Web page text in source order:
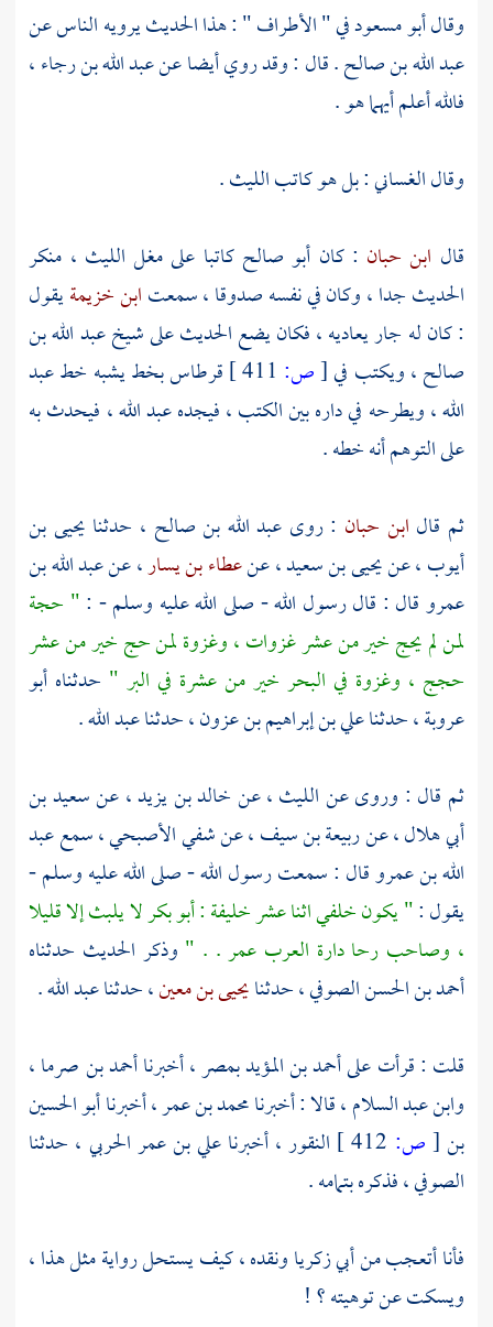
وقالأبو مسعودفي " الأطراف " : هذا الحديث يرويه الناس عن
عبد الله بن صالح. قال : وقد روي أيضا عنعبد الله بن رجاء،
فالله أعلم أيهما هو .
وقالالغساني: بل هو كاتبالليث.
قال ابن حبان : كان أبو صالحكاتبا على مغل الليث ، منكر
الحديث جدا ، وكان في نفسه صدوقا ، سمعتابن خزيمةيقول
: كان له جار يعاديه ، فكان يضع الحديث على شيخعبد الله بن
صالح، ويكتب في[ص: قرطاس بخط يشبه خطعبد
الله، ويطرحه في داره بين الكتب ، فيجدهعبد الله، فيحدث به
على التوهم أنه خطه .
ثم قال ابن حبان : روى عبد الله بن صالح ، حدثنا يحيى بن
أيوب، عنيحيى بن سعيد، عنعطاء بن يسار، عنعبد الله بن
عمروقال : قال رسول الله - صلى الله عليه وسلم - :" حجة
لمن لم يحج خير من عشر غزوات ، وغزوة لمن حج خير من عشر
حجج ، وغزوة في البحر خير من عشرة في البر " حدثناه أبو
عروبة، حدثناعلي بن إبراهيم بن عزون، حدثناعبد الله.
ثم قال : وروى عنالليث، عنخالد بن يزيد، عنسعيد بن
أبي هلال، عنربيعة بن سيف، عنشفي الأصبحي، سمععبد
الله بن عمروقال : سمعت رسول الله - صلى الله عليه وسلم -
يقول :" يكون خلفي اثنا عشر خليفة :أبو بكرلا يلبث إلا قليلا
، وصاحب رحا دارة العرب عمر. . " وذكر الحديث حدثناه
أحمد بن الحسن الصوفي، حدثنايحيى بن معين، حدثناعبد الله.
قلت : قرأت علىأحمد بن المؤيدبمصر، أخبرناأحمد بن صرما،
وابن عبد السلام، قالا : أخبرنامحمد بن عمر، أخبرناأبو الحسين
بن[ص: النقور، أخبرناعلي بن عمر الحربي ، حدثنا
الصوفي، فذكره بتمامه .
فأنا أتعجب منأبي زكرياونقده ، كيف يستحل رواية مثل هذا ،
ويسكت عن توهيته ؟ !